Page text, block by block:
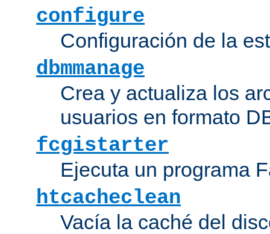
configure
Configuración de la
dbmmanage
Crea y actualiza los
usuarios en formato
fcgistarter
Ejecuta un programa
htcacheclean
Vacía la caché del